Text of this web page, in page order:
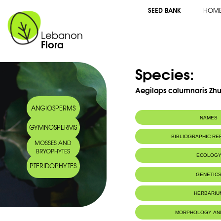
Lebanon
Flora
SEED BANK
ANGIOSPERMS
GYMNOSPERMS
MOSSES AND
BRYOPHYTES
PTERIDOPHYTES
Species:
Aegilops columnaris
NAMES
Common name: Egilope en
Arabic name: ضوصر عمودي
BIBLIOGRAPHIC
ECOLOGY
Pâturages
Life Forms: A
Chromosome Number: 28
Genome size: 10.5 pg/
MORPHOLOGY